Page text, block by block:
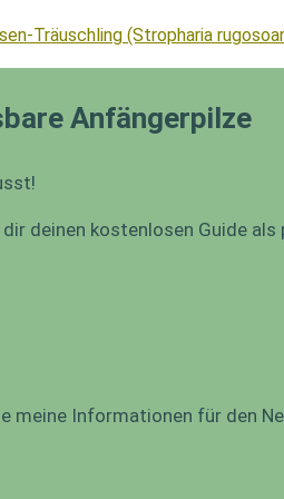
Träuschling (Stropharia
Anfängerpilze
deinen kostenlosen Guide
meine Informationen für den